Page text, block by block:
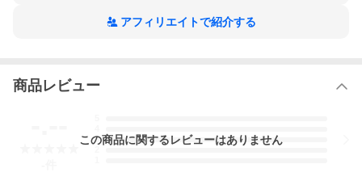
アフィリエイトで紹介する
商品レビュー
3
この商品に関するレビューはありません